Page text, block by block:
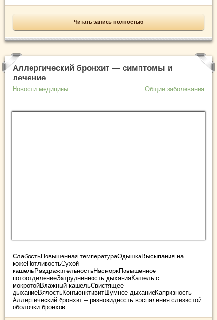
Читать запись полностью
Аллергический бронхит — симптомы и
лечение
Новости медицины Общие заболевания
СлабостьПовышенная температураОдышкаВысыпания на
кожеПотливостьСухой
кашельРаздражительностьНасморкПовышенное
потоотделениеЗатрудненность дыханияКашель с
мокротойВлажный кашельСвистящее
дыханиеВялостьКонъюнктивитШумное дыханиеКапризность
Аллергический бронхит – разновидность воспаления слизистой
оболочки бронхов. ...